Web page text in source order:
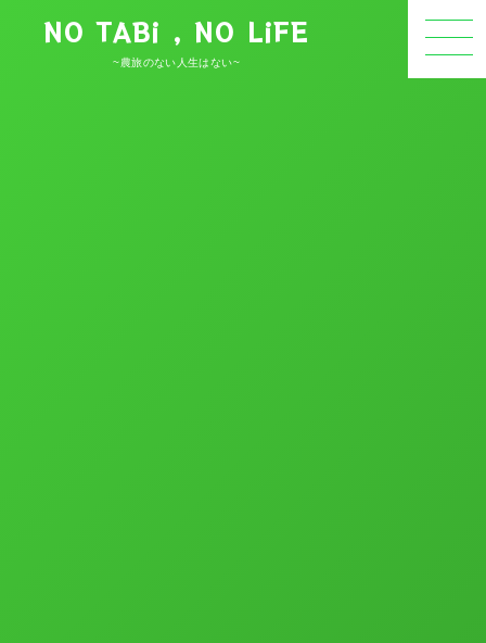
NO TABi , NO LiFE
~農旅のない人生はない~